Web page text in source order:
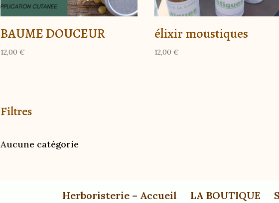
BAUME DOUCEUR
12,00 €
élixir moustiques
12,00€
Filtres
Aucune catégorie
Herboristerie – Accueil LA BOUTIQUE